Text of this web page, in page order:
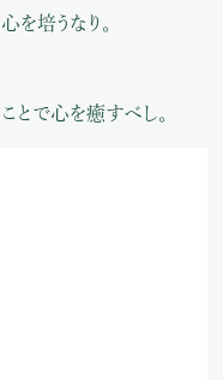
培うなり。
とで心を癒すべし。